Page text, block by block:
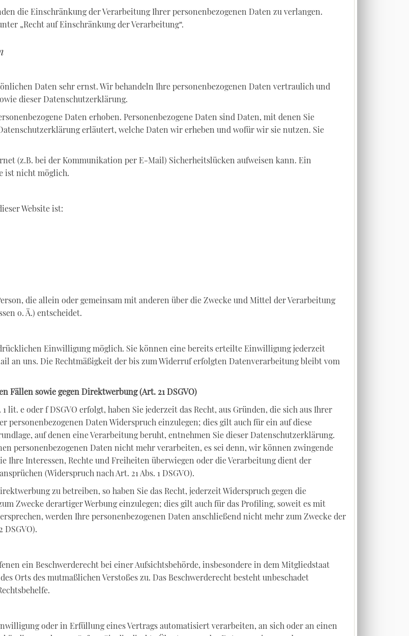
die Einschränkung der Verarbeitung Ihrer personenbezogenen Daten zu verlangen.
„Recht auf Einschränkung der Verarbeitung“.
Daten sehr ernst. Wir behandeln Ihre personenbezogenen Daten vertraulich und
dieser Datenschutzerklärung.
Daten erhoben. Personenbezogene Daten sind Daten, mit denen Sie
erläutert, welche Daten wir erheben und wofür wir sie nutzen. Sie
(z.B. bei der Kommunikation per E-Mail) Sicherheitslücken aufweisen kann. Ein
ist nicht möglich.
Website ist:
die allein oder gemeinsam mit anderen über die Zwecke und Mittel der Verarbeitung
o. Ä.) entscheidet.
Einwilligung möglich. Sie können eine bereits erteilte Einwilligung jederzeit
an uns. Die Rechtmäßigkeit der bis zum Widerruf erfolgten Datenverarbeitung bleibt vom
Fällen sowie gegen Direktwerbung (Art. 21 DSGVO)
lit. e oder f DSGVO erfolgt, haben Sie jederzeit das Recht, aus Gründen, die sich aus Ihrer
personenbezogenen Daten Widerspruch einzulegen; dies gilt auch für ein auf diese
auf denen eine Verarbeitung beruht, entnehmen Sie dieser Datenschutzerklärung.
personenbezogenen Daten nicht mehr verarbeiten, es sei denn, wir können zwingende
Ihre Interessen, Rechte und Freiheiten überwiegen oder die Verarbeitung dient der
(Widerspruch nach Art. 21 Abs. 1 DSGVO).
zu betreiben, so haben Sie das Recht, jederzeit Widerspruch gegen die
Zwecke derartiger Werbung einzulegen; dies gilt auch für das Profiling, soweit es mit
werden Ihre personenbezogenen Daten anschließend nicht mehr zum Zwecke der
DSGVO).
ein Beschwerderecht bei einer Aufsichtsbehörde, insbesondere in dem Mitgliedstaat
Orts des mutmaßlichen Verstoßes zu. Das Beschwerderecht besteht unbeschadet
oder in Erfüllung eines Vertrags automatisiert verarbeiten, an sich oder an einen